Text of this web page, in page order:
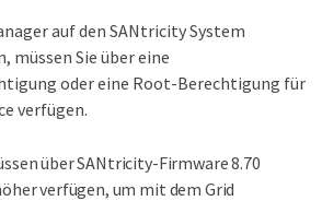
auf den SANtricity System
müssen Sie über eine
oder eine Root-Berechtigung für
verfügen.
über SANtricity-Firmware 8.70
verfügen, um mit dem Grid